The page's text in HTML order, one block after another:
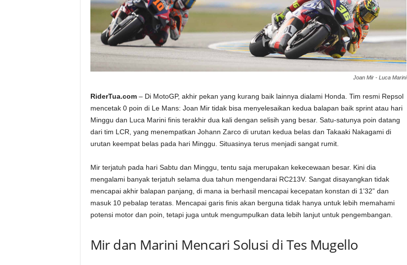
c
m
Joan Mir - Luca Marini
RiderTua.com– Di MotoGP, akhir pekan yang kurang baik lainnya dialami Honda. Tim resmi Repsol
mencetak 0 poin di Le Mans: Joan Mir tidak bisa menyelesaikan kedua balapan baik sprint atau hari
Minggu dan Luca Marini finis terakhir dua kali dengan selisih yang besar. Satu-satunya poin datang
dari tim LCR, yang menempatkan Johann Zarco di urutan kedua belas dan Takaaki Nakagami di
urutan keempat belas pada hari Minggu. Situasinya terus menjadi sangat rumit.
Mir terjatuh pada hari Sabtu dan Minggu, tentu saja merupakan kekecewaan besar. Kini dia
mengalami banyak terjatuh selama dua tahun mengendarai RC213V. Sangat disayangkan tidak
mencapai akhir balapan panjang, di mana ia berhasil mencapai kecepatan konstan di 1’32” dan
masuk 10 pebalap teratas. Mencapai garis finis akan berguna tidak hanya untuk lebih memahami
potensi motor dan poin, tetapi juga untuk mengumpulkan data lebih lanjut untuk pengembangan.
Mir dan Marini Mencari Solusi di Tes Mugello